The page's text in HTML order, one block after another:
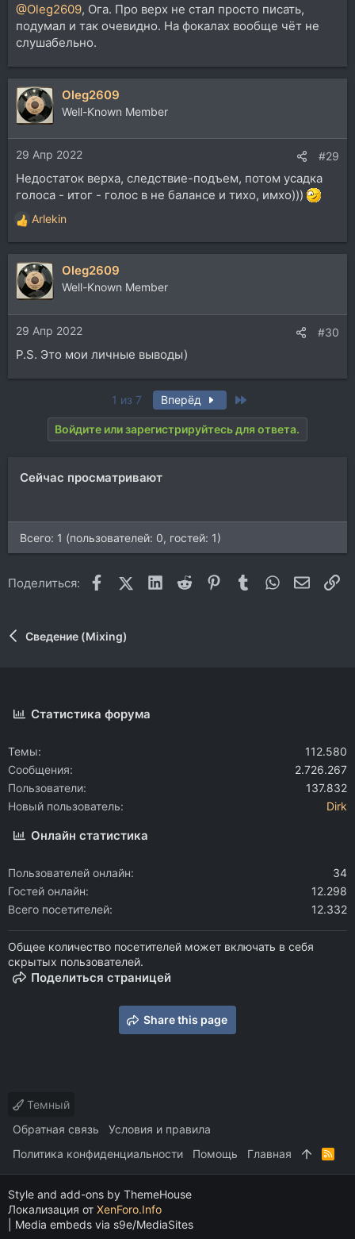
@Oleg2609, Ога. Про верх не стал просто писать,
подумал и так очевидно. На фокалах вообще чёт не
слушабельно.
Oleg2609
Well-Known Member
29 Апр 2022 #29
Недостаток верха, следствие-подъем, потом усадка
голоса - итог - голос в не балансе и тихо, имхо)))
Р
е
а
к
ц
и
и
:
Arlekin
Oleg2609
Well-Known Member
29 Апр 2022 #30
P.S. Это мои личные выводы)
1 из 7 Вперёд
Войдите или зарегистрируйтесь для ответа.
Сейчас просматривают
Всего: 1 (пользователей: 0, гостей: 1)
Поделиться: FacebookX (Twitter)
LinkedIn
Reddit Pinterest
Tumblr WhatsApp
Сведение (Mixing)
Статистика форума
Темы
112.580
Сообщения
2.726.267
Пользователи
137.832
Новый пользователь
Dirk
Онлайн статистика
Пользователей онлайн
34
Гостей онлайн
12.298
Всего посетителей
12.332
Общее количество посетителей может включать в себя
скрытых пользователей.
Поделиться страницей
Share this page
Темный
Обратная связь
Условия и правила
Политика конфиденциальности
Помощь Главная
R
Style and add-ons by ThemeHouse
Локализация от XenForo.Info
Media embeds via s9e/MediaSites